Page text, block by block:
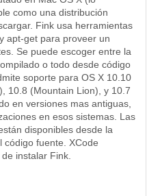
como una distribución
Fink usa herramientas
apt-get para proveer un
Se puede escoger entre la
o todo desde código
soporte para OS X 10.10
10.8 (Mountain Lion), y 10.7
en versiones mas antiguas,
en esos sistemas. Las
disponibles desde la
código fuente. XCode
instalar Fink.